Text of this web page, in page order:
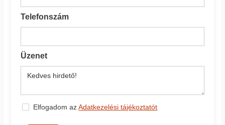
Telefonszám
Üzenet
Elfogadom azAdatkezelési tájékoztatót